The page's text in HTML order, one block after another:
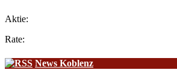
Aktie:
Rate:
News Koblenz